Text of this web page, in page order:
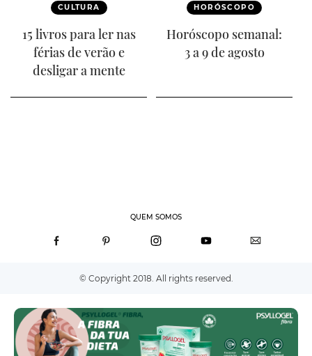
CULTURA
15 livros para ler nas
férias de verão e
desligar a mente
HORÓSCOPO
Horóscopo semanal:
3 a 9 de agosto
QUEM SOMOS
© Copyright 2018. All rights reserved.